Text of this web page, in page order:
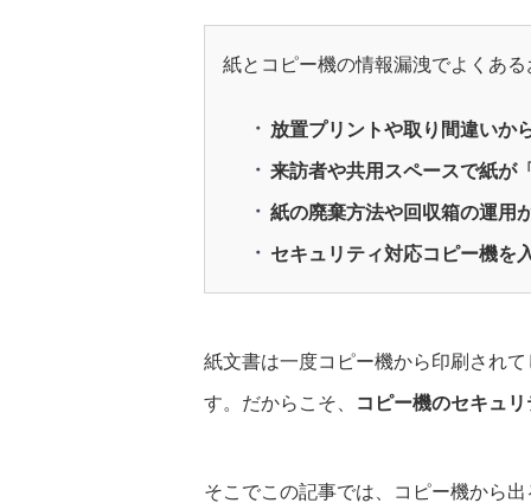
紙とコピー機の情報漏洩でよくある
放置プリントや取り間違いか
来訪者や共用スペースで紙が
紙の廃棄方法や回収箱の運用
セキュリティ対応コピー機を
紙文書は一度コピー機から印刷され
す。だからこそ、 コピー機のセキュ
そこでこの記事では、コピー機から出